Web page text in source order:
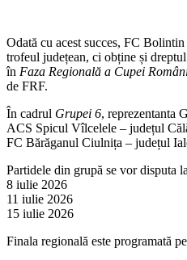
Odată cu acest succes, FC
trofeul județean, ci obține și
în Faza Regională a Cupei
de FRF.
În cadrul Grupei 6, reprezentanta
ACS Spicul Vîlcelele – județul
FC Bărăganul Ciulnița – județul
Partidele din grupă se vor disputa
8 iulie 2026
11 iulie 2026
15 iulie 2026
Finala regională este programată